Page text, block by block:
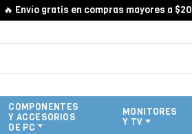
gratis en compras mayores a $200.000
COMPONENTES
Y ACCESORIOS
DE PC
MONITORES
Y TV